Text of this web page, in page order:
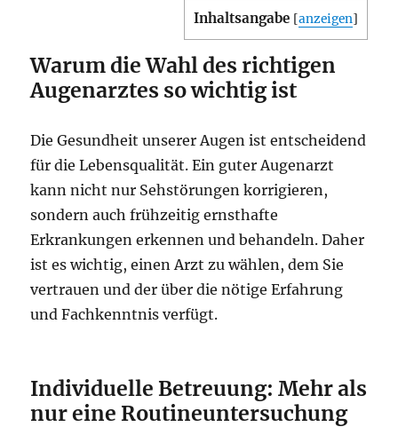
Inhaltsangabe [anzeigen]
Warum die Wahl des richtigen
Augenarztes so wichtig ist
Die Gesundheit unserer Augen ist entscheidend
für die Lebensqualität. Ein guter Augenarzt
kann nicht nur Sehstörungen korrigieren,
sondern auch frühzeitig ernsthafte
Erkrankungen erkennen und behandeln. Daher
ist es wichtig, einen Arzt zu wählen, dem Sie
vertrauen und der über die nötige Erfahrung
und Fachkenntnis verfügt.
Individuelle Betreuung: Mehr als
nur eine Routineuntersuchung